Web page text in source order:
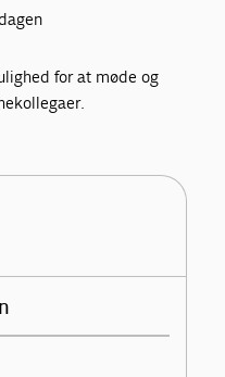
for at møde og